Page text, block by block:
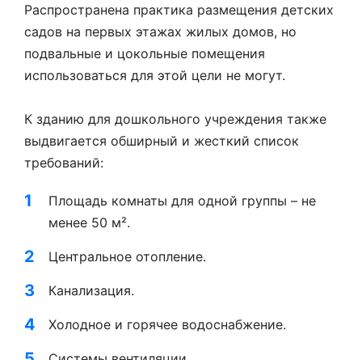
Распространена практика размещения детских
садов на первых этажах жилых домов, но
подвальные и цокольные помещения
использоваться для этой цели не могут.
К зданию для дошкольного учреждения также
выдвигается обширный и жесткий список
требований:
Площадь комнаты для одной группы – не
менее 50 м².
Центральное отопление.
Канализация.
Холодное и горячее водоснабжение.